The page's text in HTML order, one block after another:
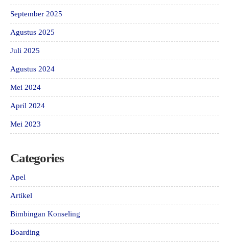
September 2025
Agustus 2025
Juli 2025
Agustus 2024
Mei 2024
April 2024
Mei 2023
Categories
Apel
Artikel
Bimbingan Konseling
Boarding